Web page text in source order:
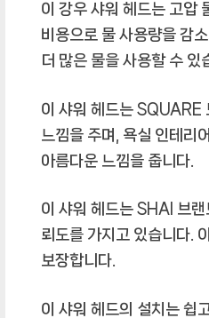
이 강우 샤워 헤드는 고압
비용으로 물 사용량을 감
더 많은 물을 사용할 수 있
이 샤워 헤드는 SQUARE
느낌을 주며, 욕실 인테리
아름다운 느낌을 줍니다.
이 샤워 헤드는 SHAI 브
뢰도를 가지고 있습니다.
보장합니다.
이 샤워 헤드의 설치는 쉽